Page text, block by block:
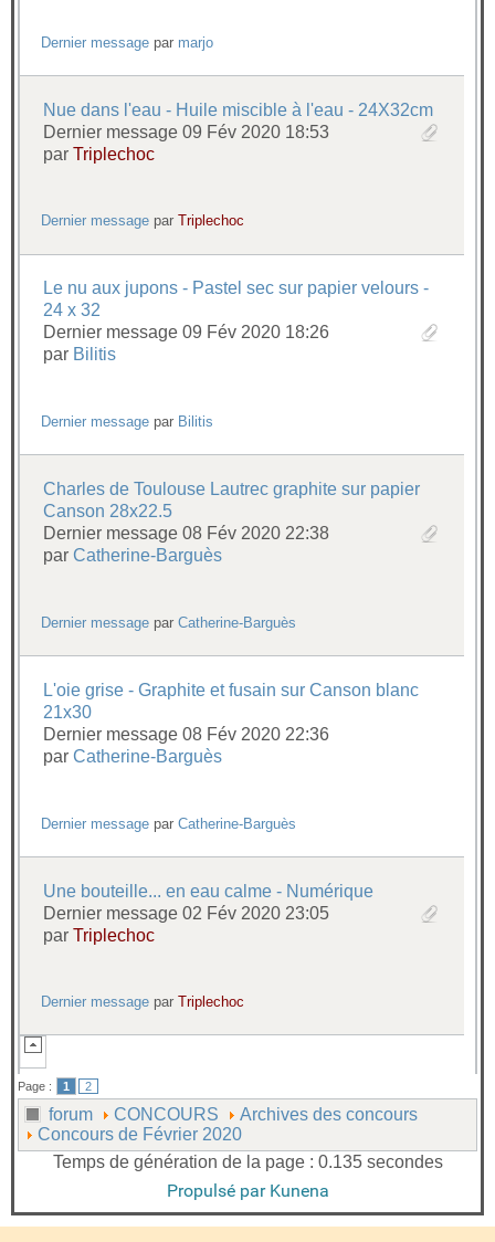
Dernier message par marjo
Nue dans l'eau - Huile miscible à l'eau - 24X32cm
Dernier message 09 Fév 2020 18:53
par Triplechoc
Dernier message parTriplechoc
Le nu aux jupons - Pastel sec sur papier velours -
24 x 32
Dernier message 09 Fév 2020 18:26
par Bilitis
Dernier message par Bilitis
Charles de Toulouse Lautrec graphite sur papier
Canson 28x22.5
Dernier message 08 Fév 2020 22:38
par Catherine-Barguès
Dernier message parCatherine-Barguès
L'oie grise - Graphite et fusain sur Canson blanc
21x30
Dernier message 08 Fév 2020 22:36
par Catherine-Barguès
Dernier message parCatherine-Barguès
Une bouteille... en eau calme - Numérique
Dernier message 02 Fév 2020 23:05
par Triplechoc
Dernier message parTriplechoc
Page : 1 2
forum CONCOURS
Archives des concours
Concours de Février 2020
Temps de génération de la page : 0.135 secondes
Propulsé par Kunena